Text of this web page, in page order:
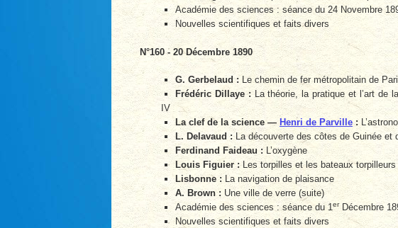
Académie des sciences : séance du 24 Novembre
Nouvelles scientifiques et faits divers
N°160 - 20 Décembre 1890
G. Gerbelaud : Le chemin de fer métropolitain de
Frédéric Dillaye :La théorie, la pratique et l’art de
IV
La clef de la science — Henri de Parville :
L. Delavaud :La découverte des côtes de Guinée et
Ferdinand Faideau : L’oxygène
Louis Figuier :Les torpilles et les bateaux torpilleurs
Lisbonne : La navigation de plaisance
A. Brown : Une ville de verre (suite)
Académie des sciences : séance du 1erDécembre
Nouvelles scientifiques et faits divers